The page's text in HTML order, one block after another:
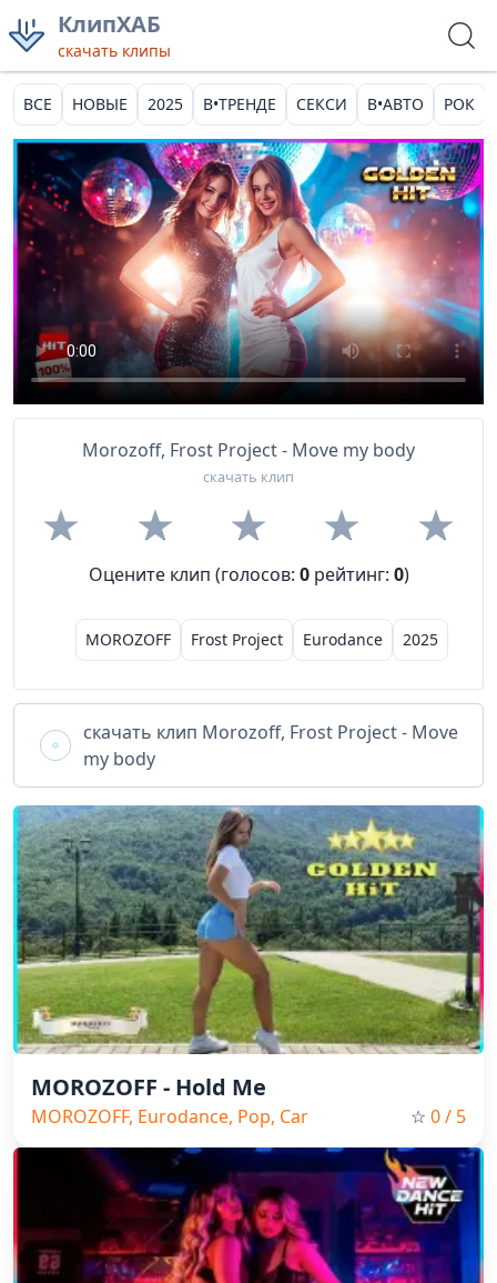
КлипХАБ
скачать клипы
ВСЕ НОВЫЕ 2025 В•ТРЕНДЕ СЕКСИ В•АВТО РОК
Morozoff, Frost Project - Move my body
скачать клип
Оцените клип (голосов: 0 рейтинг: 0)
MOROZOFF Frost Project Eurodance 2025
скачать клип Morozoff, Frost Project - Move
my body
MOROZOFF - Hold Me
MOROZOFF, Eurodance, Pop, Car
music, Bass music
☆ 0/ 5